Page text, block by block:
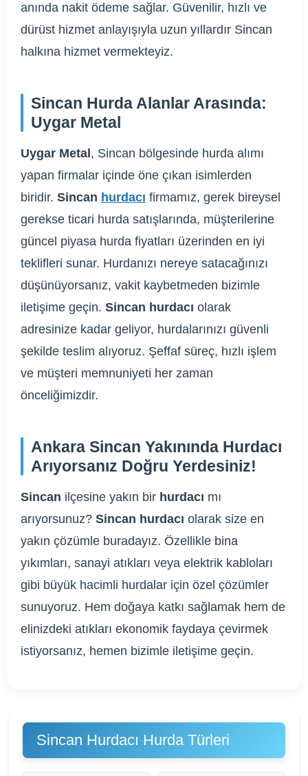
anında nakit ödeme sağlar. Güvenilir, hızlı ve
dürüst hizmet anlayışıyla uzun yıllardır Sincan
halkına hizmet vermekteyiz.
Sincan Hurda Alanlar Arasında:
Uygar Metal
Uygar Metal , Sincan bölgesinde hurda alımı
yapan firmalar içinde öne çıkan isimlerden
biridir. Sincan hurdacı firmamız, gerek bireysel
gerekse ticari hurda satışlarında, müşterilerine
güncel piyasa hurda fiyatları üzerinden en iyi
teklifleri sunar. Hurdanızı nereye satacağınızı
düşünüyorsanız, vakit kaybetmeden bizimle
iletişime geçin. Sincan hurdacı olarak
adresinize kadar geliyor, hurdalarınızı güvenli
şekilde teslim alıyoruz. Şeffaf süreç, hızlı işlem
ve müşteri memnuniyeti her zaman
önceliğimizdir.
Ankara Sincan Yakınında Hurdacı
Arıyorsanız Doğru Yerdesiniz!
Sincan ilçesine yakın bir hurdacı mı
arıyorsunuz? Sincan hurdacı olarak size en
yakın çözümle buradayız. Özellikle bina
yıkımları, sanayi atıkları veya elektrik kabloları
gibi büyük hacimli hurdalar için özel çözümler
sunuyoruz. Hem doğaya katkı sağlamak hem de
elinizdeki atıkları ekonomik faydaya çevirmek
istiyorsanız, hemen bizimle iletişime geçin.
Sincan Hurdacı Hurda Türleri